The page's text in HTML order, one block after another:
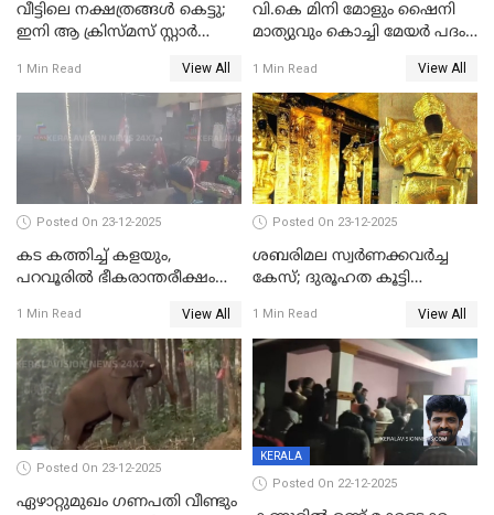
വീട്ടിലെ നക്ഷത്രങ്ങൾ കെട്ടു;
ഇനി ആ ക്രിസ്മസ് സ്റ്റാർ
വേണ്ടിയുള്ള
പിടിവലിക്കിടയിൽ
അപ്പൂപ്പനെതിരെ പോക്സോ
കേസ് ഒടുവിൽ 4 ജീവനുകൾ
പൊലിഞ്ഞു
1 Min Read View All
വി.കെ മിനി മോളും ഷൈനി
മാത്യുവും കൊച്ചി മേയർ പദം
മേയറാകില്ല
1 Min Read View All
Posted On 23-12-2025
കട കത്തിച്ച് കളയും,
പറവൂരില്‍ ഭീകരാന്തരീക്ഷം
1 Min Read View All
Posted On 23-12-2025
ശബരിമല സ്വര്‍ണക്കവര്‍ച്ച
കേസ്; ദുരൂഹത കൂട്ടി
1 Min Read View All
Posted On 23-12-2025
ഏഴാറ്റുമുഖം ഗണപതി വീണ്ടും
KERALA
Posted On 22-12-2025